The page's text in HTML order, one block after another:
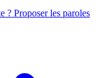
? Proposer les paroles